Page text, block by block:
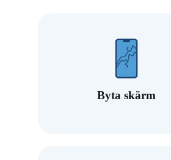
Byta skärm